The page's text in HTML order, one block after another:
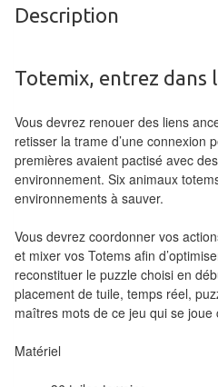
français
Accessoires
Jeux
de
société
de
cartes
à
Collectionner
(TCG)
Description
Totemix, entrez dans
Vous devrez renouer des liens
retisser la trame d’une connexion
premières avaient pactisé avec
environnement. Six animaux
environnements à sauver.
Vous devrez coordonner vos
et mixer vos Totems afin
reconstituer le puzzle choisi en
placement de tuile, temps réel,
maîtres mots de ce jeu qui se
Matériel